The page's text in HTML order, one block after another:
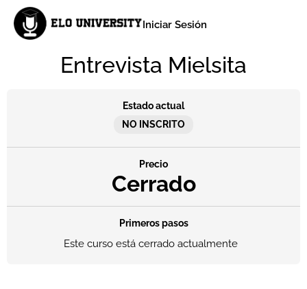
Iniciar Sesión
Entrevista Mielsita
Estado actual
NO INSCRITO
Precio
Cerrado
Primeros pasos
Este curso está cerrado actualmente